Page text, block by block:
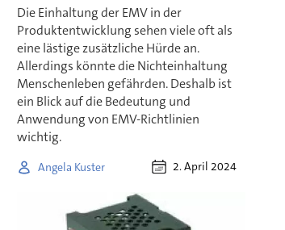
Die Einhaltung der EMV in der
Produktentwicklung sehen viele oft als
eine lästige zusätzliche Hürde an.
Allerdings könnte die Nichteinhaltung
Menschenleben gefährden. Deshalb ist
ein Blick auf die Bedeutung und
Anwendung von EMV-Richtlinien
wichtig.
Angela Kuster 2. April 2024